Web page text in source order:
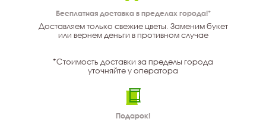
Бесплатная доставка в пределах города!*
Доставляем только свежие цветы. Заменим букет
или вернем деньги в противном случае
*Стоимость доставки за пределы города
уточняйте у оператора
Подарок!